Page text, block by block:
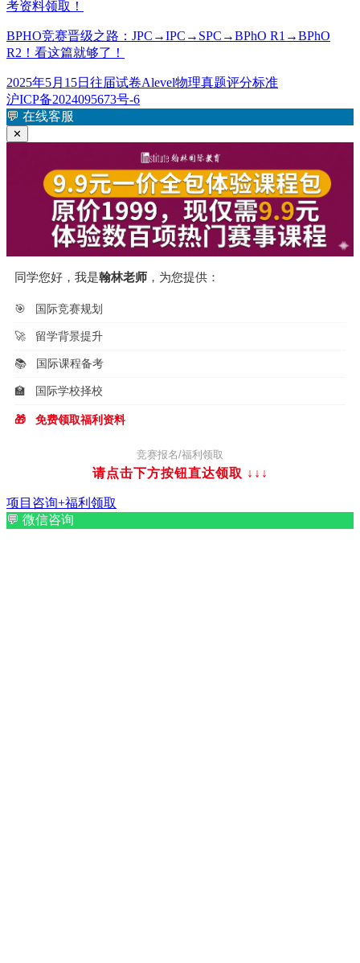
考资料领取！
BPHO竞赛晋级之路：JPC→IPC→SPC→BPhO R1→BPhO
R2！看这篇就够了！
发
布
于
2025年5月15日 分
类
往届试卷标
Alevel物理真题评分标准
沪ICP备2024095673号-6
💬 在线客服
✕
同学您好，我是翰林老师 ，为您提供：
🎯 国际竞赛规划
🚀 留学背景提升
📚 国际课程备考
🏫 国际学校择校
🎁 免费领取福利资料
竞赛报名/福利领取
请点击下方按钮直达领取 ↓↓↓
项目咨询+福利领取
💬 微信咨询